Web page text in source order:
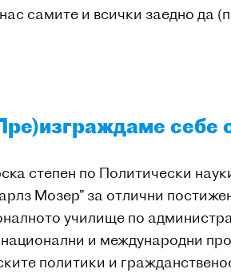
самите и всички заедно да
себе
степен по Политически
Мозер” за отлични
училище по
и международни
политики и